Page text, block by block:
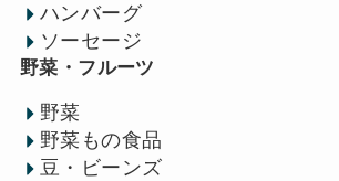
ハンバーグ
ソーセージ
野菜・フルーツ
野菜
野菜もの食品
豆・ビーンズ